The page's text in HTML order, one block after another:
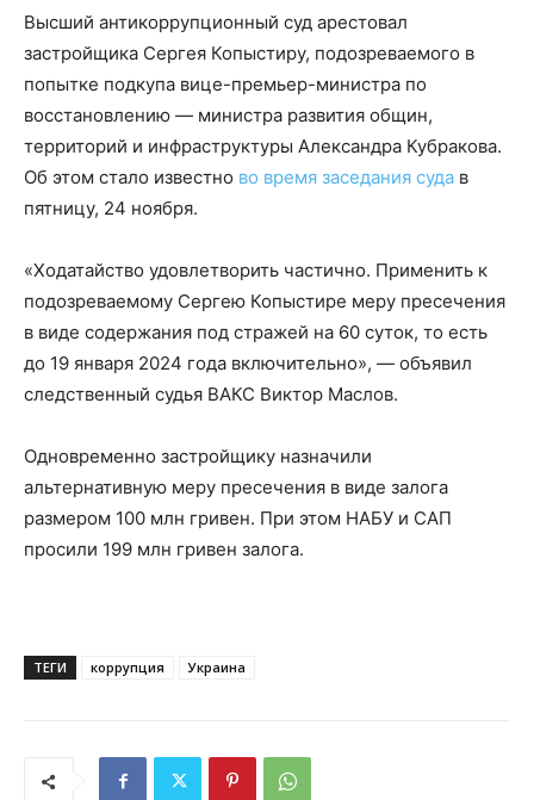
Высший антикоррупционный суд арестовал
застройщика Сергея Копыстиру, подозреваемого в
попытке подкупа вице-премьер-министра по
восстановлению — министра развития общин,
территорий и инфраструктуры Александра Кубракова.
Об этом стало известно во время заседания суда в
пятницу, 24 ноября.
«Ходатайство удовлетворить частично. Применить к
подозреваемому Сергею Копыстире меру пресечения
в виде содержания под стражей на 60 суток, то есть
до 19 января 2024 года включительно», — объявил
следственный судья ВАКС Виктор Маслов.
Одновременно застройщику назначили
альтернативную меру пресечения в виде залога
размером 100 млн гривен. При этом НАБУ и САП
просили 199 млн гривен залога.
ТЕГИ коррупция Украина